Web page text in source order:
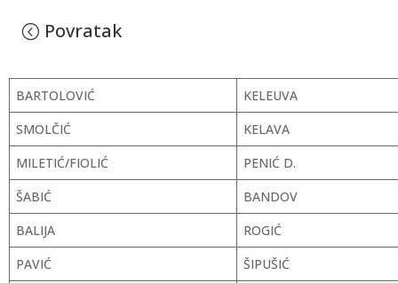
Povratak
BARTOLOVIĆ
KELEUVA
SMOLČIĆ
KELAVA
MILETIĆ/FIOLIĆ
PENIĆ D.
ŠABIĆ
BANDOV
BALIJA
ROGIĆ
PAVIĆ
ŠIPUŠIĆ